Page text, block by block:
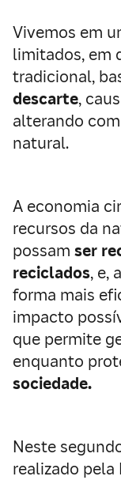
Vivemos em
limitados, em
tradicional,
descarte,
alterando
natural.
A economia
recursos da
possam ser
reciclados, e,
forma mais
impacto
que permite
enquanto
sociedade.
Neste
realizado pela